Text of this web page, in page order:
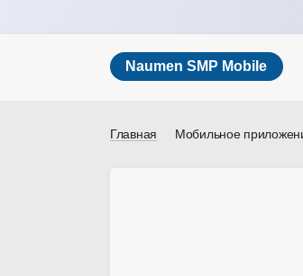
Naumen SMP Mobile
Главная Мобильное